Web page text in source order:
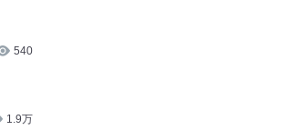
540
1.9万